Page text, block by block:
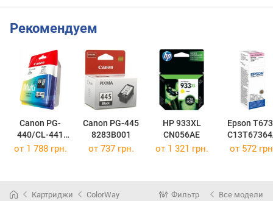
Рекомендуем
Canon PG-
440/CL-441
MULTI
Canon PG-445
8283B001
HP 933XL
CN056AE
Epson
от 1 788 грн. от 737 грн. от 1 321 грн. от 572
Картриджи ColorWay Фильтр Все модели